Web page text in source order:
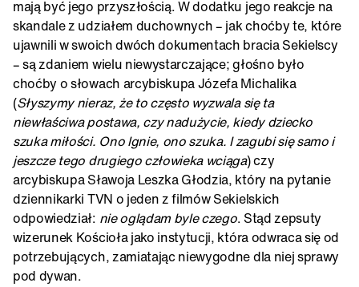
mają być jego przyszłością. W dodatku jego reakcje na
skandale z udziałem duchownych – jak choćby te, które
ujawnili w swoich dwóch dokumentach bracia Sekielscy
– są zdaniem wielu niewystarczające; głośno było
choćby o słowach arcybiskupa Józefa Michalika
(Słyszymy nieraz, że to często wyzwala się ta
niewłaściwa postawa, czy nadużycie, kiedy dziecko
szuka miłości. Ono lgnie, ono szuka. I zagubi się samo i
jeszcze tego drugiego człowieka wciąga) czy
arcybiskupa Sławoja Leszka Głodzia, który na pytanie
dziennikarki TVN o jeden z filmów Sekielskich
odpowiedział: nie oglądam byle czego. Stąd zepsuty
wizerunek Kościoła jako instytucji, która odwraca się od
potrzebujących, zamiatając niewygodne dla niej sprawy
pod dywan.